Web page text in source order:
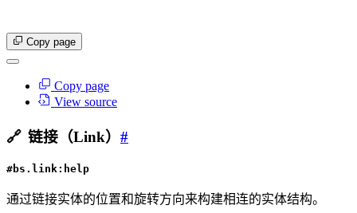
Copy page
Copy page
View source
🔗 链接（Link） #
#bs.link:help
通过链接实体的位置和旋转方向来构建相连的实体结构。